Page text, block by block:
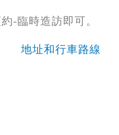
-臨時造訪即可。
地址和行車路線